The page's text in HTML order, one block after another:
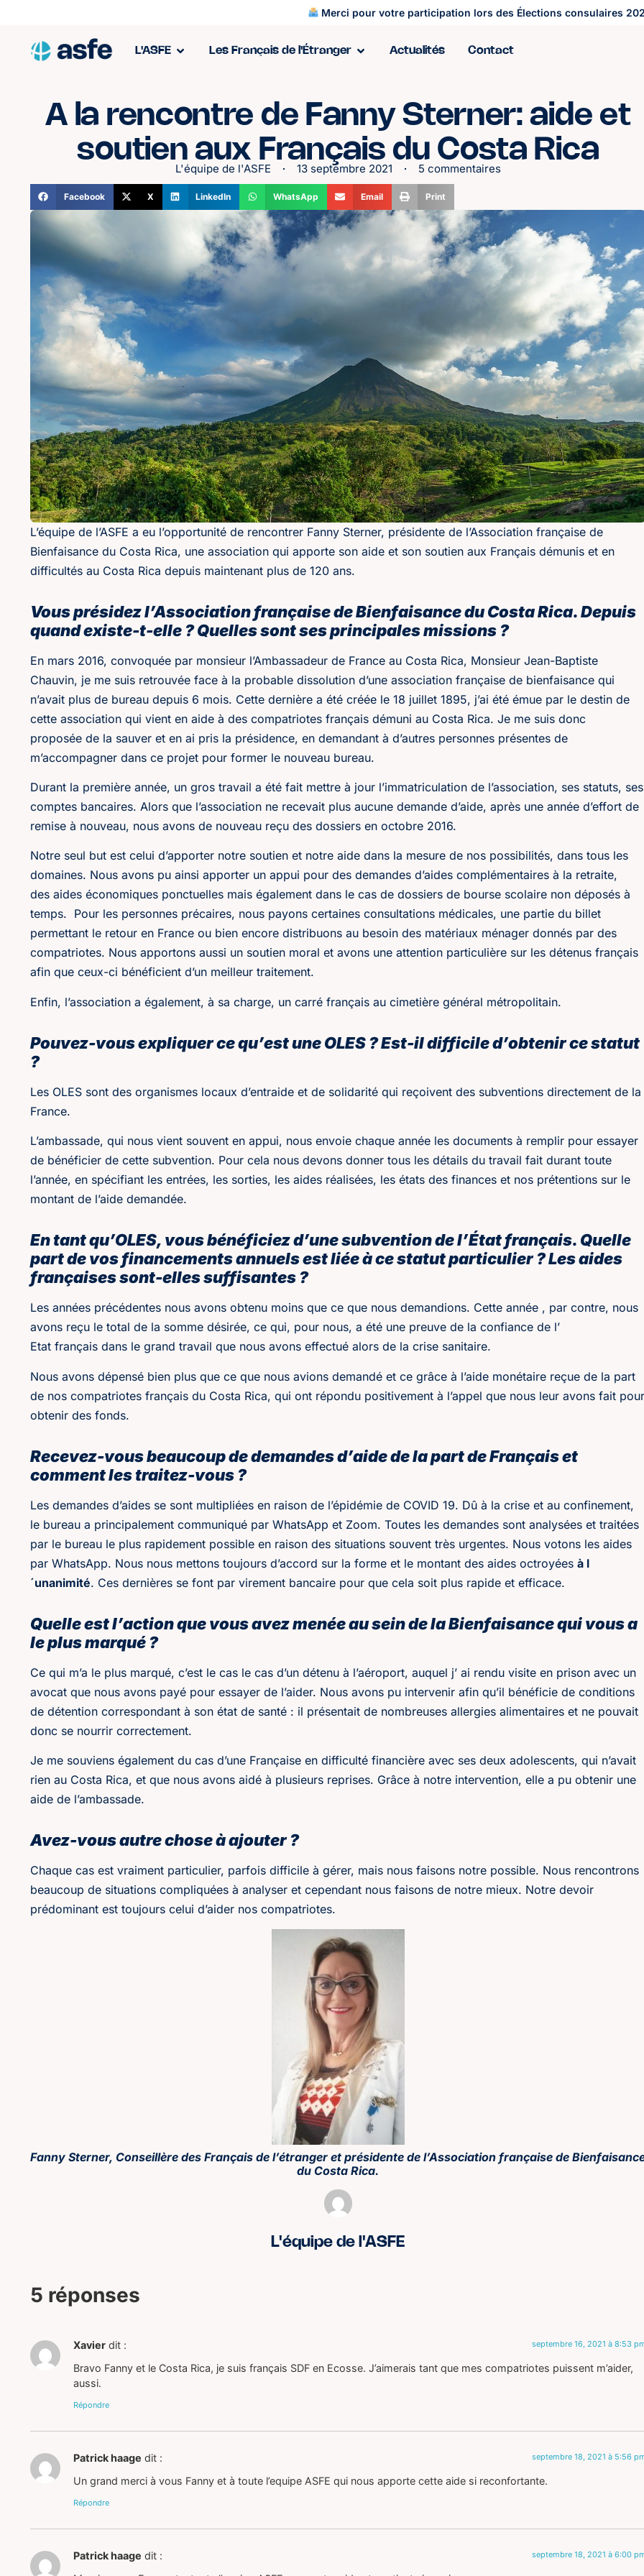
Merci pour votre participation lors des Élections consulaires
L'ASFE Les Français de l'Étranger Actualités Contact
A la rencontre de Fanny Sterner: aide et
soutien aux Français du Costa Rica
L'équipe de l'ASFE 13 septembre 2021 5 commentaires
Facebook X LinkedIn WhatsApp Email Print
L’équipe de l’ASFE a eu l’opportunité de rencontrer Fanny Sterner, présidente de l’Association française de
Bienfaisance du Costa Rica, une association qui apporte son aide et son soutien aux Français démunis et en
difficultés au Costa Rica depuis maintenant plus de 120 ans.
Vous présidez l’Association française de Bienfaisance du Costa Rica. Depuis
quand existe-t-elle ? Quelles sont ses principales missions ?
En mars 2016, convoquée par monsieur l’Ambassadeur de France au Costa Rica, Monsieur Jean-Baptiste
Chauvin, je me suis retrouvée face à la probable dissolution d’une association française de bienfaisance qui
n’avait plus de bureau depuis 6 mois. Cette dernière a été créée le 18 juillet 1895, j’ai été émue par le destin de
cette association qui vient en aide à des compatriotes français démuni au Costa Rica. Je me suis donc
proposée de la sauver et en ai pris la présidence, en demandant à d’autres personnes présentes de
m’accompagner dans ce projet pour former le nouveau bureau.
Durant la première année, un gros travail a été fait mettre à jour l’immatriculation de l’association, ses statuts, ses
comptes bancaires. Alors que l’association ne recevait plus aucune demande d’aide, après une année d’effort de
remise à nouveau, nous avons de nouveau reçu des dossiers en octobre 2016.
Notre seul but est celui d’apporter notre soutien et notre aide dans la mesure de nos possibilités, dans tous les
domaines. Nous avons pu ainsi apporter un appui pour des demandes d’aides complémentaires à la retraite,
des aides économiques ponctuelles mais également dans le cas de dossiers de bourse scolaire non déposés à
temps. Pour les personnes précaires, nous payons certaines consultations médicales, une partie du billet
permettant le retour en France ou bien encore distribuons au besoin des matériaux ménager donnés par des
compatriotes. Nous apportons aussi un soutien moral et avons une attention particulière sur les détenus français
afin que ceux-ci bénéficient d’un meilleur traitement.
Enfin, l’association a également, à sa charge, un carré français au cimetière général métropolitain.
Pouvez-vous expliquer ce qu’est une OLES ? Est-il difficile d’obtenir ce statut
?
Les OLES sont des organismes locaux d’entraide et de solidarité qui reçoivent des subventions directement de la
France.
L’ambassade, qui nous vient souvent en appui, nous envoie chaque année les documents à remplir pour essayer
de bénéficier de cette subvention. Pour cela nous devons donner tous les détails du travail fait durant toute
l’année, en spécifiant les entrées, les sorties, les aides réalisées, les états des finances et nos prétentions sur le
montant de l’aide demandée.
En tant qu’OLES, vous bénéficiez d’une subvention de l’État français. Quelle
part de vos financements annuels est liée à ce statut particulier ? Les aides
françaises sont-elles suffisantes ?
Les années précédentes nous avons obtenu moins que ce que nous demandions. Cette année , par contre, nous
avons reçu le total de la somme désirée, ce qui, pour nous, a été une preuve de la confiance de l’
Etat français dans le grand travail que nous avons effectué alors de la crise sanitaire.
Nous avons dépensé bien plus que ce que nous avions demandé et ce grâce à l’aide monétaire reçue de la part
de nos compatriotes français du Costa Rica, qui ont répondu positivement à l’appel que nous leur avons fait pour
obtenir des fonds.
Recevez-vous beaucoup de demandes d’aide de la part de Français et
comment les traitez-vous ?
Les demandes d’aides se sont multipliées en raison de l’épidémie de COVID 19. Dû à la crise et au confinement,
le bureau a principalement communiqué par WhatsApp et Zoom. Toutes les demandes sont analysées et traitées
par le bureau le plus rapidement possible en raison des situations souvent très urgentes. Nous votons les aides
par WhatsApp. Nous nous mettons toujours d’accord sur la forme et le montant des aides octroyées à l
´unanimité. Ces dernières se font par virement bancaire pour que cela soit plus rapide et efficace.
Quelle est l’action que vous avez menée au sein de la Bienfaisance qui vous a
le plus marqué ?
Ce qui m’a le plus marqué, c’est le cas le cas d’un détenu à l’aéroport, auquel j’ ai rendu visite en prison avec un
avocat que nous avons payé pour essayer de l’aider. Nous avons pu intervenir afin qu’il bénéficie de conditions
de détention correspondant à son état de santé : il présentait de nombreuses allergies alimentaires et ne pouvait
donc se nourrir correctement.
Je me souviens également du cas d’une Française en difficulté financière avec ses deux adolescents, qui n’avait
rien au Costa Rica, et que nous avons aidé à plusieurs reprises. Grâce à notre intervention, elle a pu obtenir une
aide de l’ambassade.
Avez-vous autre chose à ajouter ?
Chaque cas est vraiment particulier, parfois difficile à gérer, mais nous faisons notre possible. Nous rencontrons
beaucoup de situations compliquées à analyser et cependant nous faisons de notre mieux. Notre devoir
prédominant est toujours celui d’aider nos compatriotes.
Fanny Sterner, Conseillère des Français de l’étranger et présidente de l’Association française de
du Costa Rica.
L'équipe de l'ASFE
5 réponses
Xavier dit : septembre 16, 2021 à 8:53
Bravo Fanny et le Costa Rica, je suis français SDF en Ecosse. J’aimerais tant que mes compatriotes puissent m’aider,
aussi.
Répondre
Patrick haage dit : septembre 18, 2021 à 5:56
Un grand merci à vous Fanny et à toute l’equipe ASFE qui nous apporte cette aide si reconfortante.
Répondre
Patrick haage dit : septembre 18, 2021 à 6:00